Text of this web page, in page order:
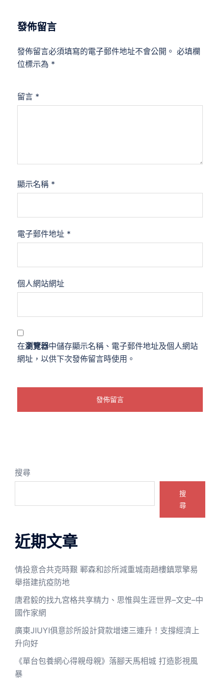
發佈留言
發佈留言必須填寫的電子郵件地址不會公開。 必填欄
位標示為 *
留言 *
顯示名稱 *
電子郵件地址 *
個人網站網址
在瀏覽器中儲存顯示名稱、電子郵件地址及個人網站
網址，以供下次發佈留言時使用。
搜尋
搜
尋
近期文章
情投意合共克時艱 鄆森和診所減重城南趙樓鎮眾擎易
舉搭建抗疫防地
唐君毅的找九宮格共享精力、思惟與生涯世界–文史–中
國作家網
廣東JIUYI俱意診所設計貸款增速三連升！支撐經濟上
升向好
《單台包養網心得親母親》落腳天馬相城 打造影視風
暴